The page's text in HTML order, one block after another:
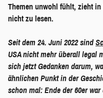
Themen unwohl fühlt, zieht
nicht zu lesen.
Seit dem 24. Juni 2022 sind
USA nicht mehr überall legal
sich jetzt Gedanken darum,
ähnlichen Punkt in der
schon mal: Ende der 60er